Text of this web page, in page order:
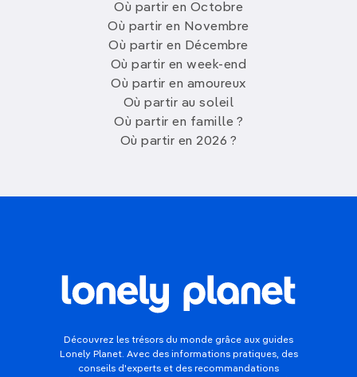
Où partir en Octobre
Où partir en Novembre
Où partir en Décembre
Où partir en week-end
Où partir en amoureux
Où partir au soleil
Où partir en famille ?
Où partir en 2026 ?
Découvrez les trésors du monde grâce aux guides
Lonely Planet. Avec des informations pratiques, des
conseils d'experts et des recommandations